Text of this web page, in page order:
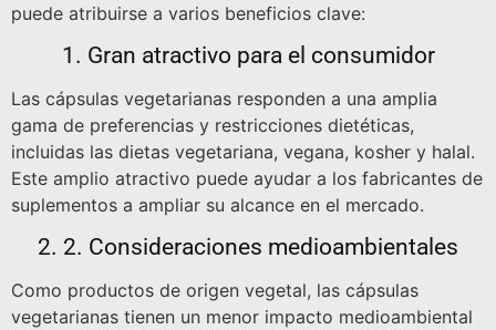
puede atribuirse a varios beneficios clave:
1. Gran atractivo para el consumidor
Las cápsulas vegetarianas responden a una amplia
gama de preferencias y restricciones dietéticas,
incluidas las dietas vegetariana, vegana, kosher y halal.
Este amplio atractivo puede ayudar a los fabricantes de
suplementos a ampliar su alcance en el mercado.
2. 2. Consideraciones medioambientales
Como productos de origen vegetal, las cápsulas
vegetarianas tienen un menor impacto medioambiental